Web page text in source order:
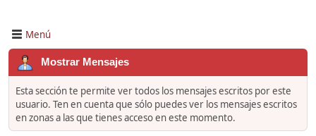
Menú
Mostrar Mensajes
Esta sección te permite ver todos los mensajes escritos por este
usuario. Ten en cuenta que sólo puedes ver los mensajes escritos
en zonas a las que tienes acceso en este momento.